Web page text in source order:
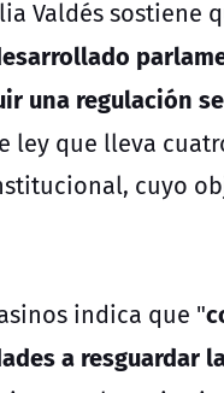
Valdés sostiene
una regulación
que lleva
cuyo
indica que "
a resguardar